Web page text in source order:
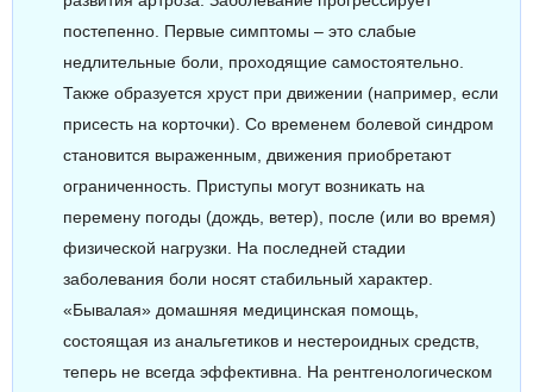
постепенно. Первые симптомы – это слабые
недлительные боли, проходящие самостоятельно.
Также образуется хруст при движении (например, если
присесть на корточки). Со временем болевой синдром
становится выраженным, движения приобретают
ограниченность. Приступы могут возникать на
перемену погоды (дождь, ветер), после (или во время)
физической нагрузки. На последней стадии
заболевания боли носят стабильный характер.
«Бывалая» домашняя медицинская помощь,
состоящая из анальгетиков и нестероидных средств,
теперь не всегда эффективна. На рентгенологическом